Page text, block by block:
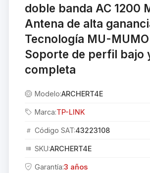
doble banda AC 1200
Antena de alta
Tecnología MU-
Soporte de perfil bajo
completa
Modelo:ARCHERT4E
Marca:TP-LINK
Código SAT:43223108
SKU:ARCHERT4E
Garantía:3 años